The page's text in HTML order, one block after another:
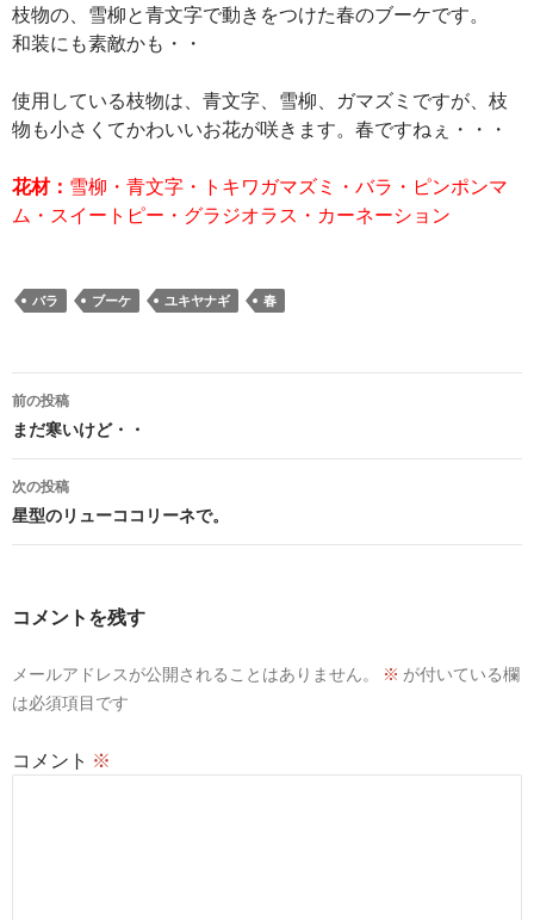
枝物の、雪柳と青文字で動きをつけた春のブーケです。
和装にも素敵かも・・
使用している枝物は、青文字、雪柳、ガマズミですが、枝
物も小さくてかわいいお花が咲きます。春ですねぇ・・・
花材： 雪柳・青文字・トキワガマズミ・バラ・ピンポンマ
ム・スイートピー・グラジオラス・カーネーション
バラ ブーケ ユキヤナギ 春
投
稿
ナ
ビ
ゲ
ョ
前の投稿
まだ寒いけど・・
次の投稿
星型のリューココリーネで。
コメントを残す
メールアドレスが公開されることはありません。 ※ が付いている欄
は必須項目です
コメント ※